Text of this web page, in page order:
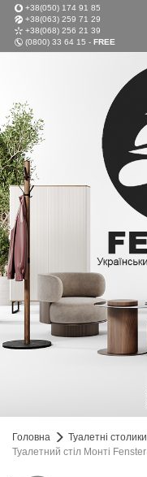
+38(050) 174 91 85
+38(063) 259 71 29
+38(068) 256 21 39
(0800) 33 64 15 - FREE
Головна Туалетні столики
Туалетний стіл Монті Fenster